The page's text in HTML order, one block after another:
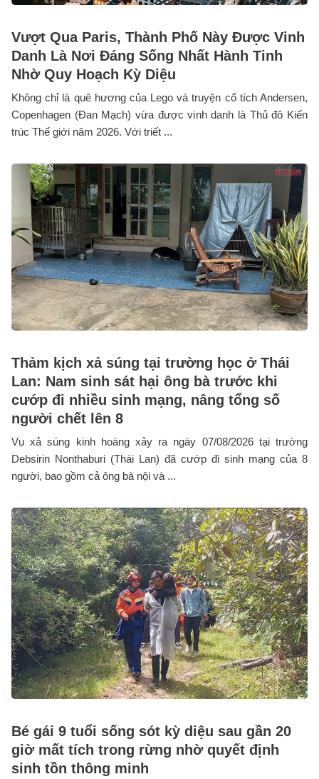
Vượt Qua Paris, Thành Phố Này Được Vinh
Danh Là Nơi Đáng Sống Nhất Hành Tinh
Nhờ Quy Hoạch Kỳ Diệu
Không chỉ là quê hương của Lego và truyện cổ tích Andersen,
Copenhagen (Đan Mạch) vừa được vinh danh là Thủ đô Kiến
trúc Thế giới năm 2026. Với triết ...
Thảm kịch xả súng tại trường học ở Thái
Lan: Nam sinh sát hại ông bà trước khi
cướp đi nhiều sinh mạng, nâng tổng số
người chết lên 8
Vụ xả súng kinh hoàng xảy ra ngày 07/08/2026 tại trường
Debsirin Nonthaburi (Thái Lan) đã cướp đi sinh mạng của 8
người, bao gồm cả ông bà nội và ...
Bé gái 9 tuổi sống sót kỳ diệu sau gần 20
giờ mất tích trong rừng nhờ quyết định
sinh tồn thông minh